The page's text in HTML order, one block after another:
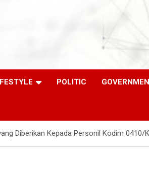
POLITIC
Diberikan Kepada Personil Kodim 0410/